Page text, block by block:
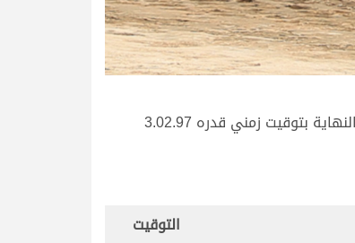
أما ثاني الأشواط والمخصص للمفاريد القعدان مفتوح فذهب مع عبدالله حمد حثلين المخلفي الذي رافق “المتحد” ليعبر خط النهاية بتوقيت زمني قدره 3.02.97
التوقيت